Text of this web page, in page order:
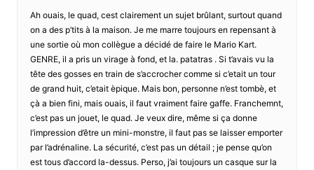
Ah ouais, le quad, cest clairement un sujet brûlant, surtout quand
on a des p’tits à la maison. Je me marre toujours en repensant à
une sortie où mon collègue a décidé de faire le Mario Kart.
GENRE, il a pris un virage à fond, et la. patatras . Si t’avais vu la
tête des gosses en train de s’accrocher comme si c’etait un tour
de grand huit, c’etait èpique. Mais bon, personne n’est tombè, et
çà a bien fini, mais ouais, il faut vraiment faire gaffe. Franchemnt,
c’est pas un jouet, le quad. Je veux dire, même si ça donne
l’impression d’être un mini-monstre, il faut pas se laisser emporter
par l’adrénaline. La sécurité, c’est pas un détail ; je pense qu’on
est tous d’accord la-dessus. Perso, j’ai toujours un casque sur la